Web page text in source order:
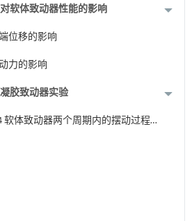
软体致动器性能的影响
位移的影响
力的影响
胶致动器实验
软体致动器两个周期内的摆动过程